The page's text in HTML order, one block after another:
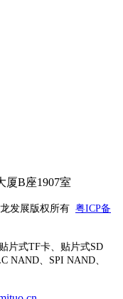
厦B座1907室
发展版权所有 粤ICP备
片式TF卡、贴片式SD
NAND、SPI NAND、